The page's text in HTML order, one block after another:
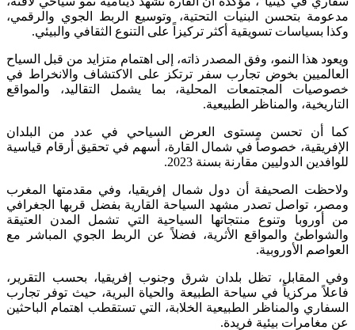
مدعومة بتحسن البنيات التحتية، وتوسيع الربط الجوي والرقمي،
وكذا بسياسات تسويقية أكثر تركيزاً على التنوع الثقافي والبيئي.
ويعود هذا النمو، وفق المصدر ذاته، إلى اهتمام متزايد من قبل السياح
العالميين بخوض تجارب سفر ترتكز على الاكتشاف والانخراط في
خصوصيات المجتمعات المحلية، بما يشمل التقاليد، والمواقع
التاريخية، والمناظر الطبيعية.
كما أن تحسن مستوى العرض السياحي في عدد من البلدان
الإفريقية، خصوصاً في شمال القارة، أسهم في تحقيق أرقام قياسية
للوافدين الدوليين مقارنة بسنة 2023.
ولاحظت الصحيفة أن دول شمال إفريقيا، وفي مقدمتها المغرب
ومصر، تواصل تصدر مشهد السياحة القارية بفضل قربها الجغرافي
من أوروبا وتنوع منتجاتها السياحية التي تشمل المدن العتيقة
والشواطئ والمواقع الأثرية، فضلاً عن الربط الجوي المباشر مع
العواصم الأوروبية.
وفي المقابل، تظل بلدان شرق وجنوب إفريقيا، بحسب التقرير،
فاعلاً مركزياً في سياحة الطبيعة والحياة البرية، حيث توفر تجارب
السفاري والمناظر الطبيعية الخلابة، التي تستقطب اهتمام الباحثين
عن مغامرات بيئية فريدة.